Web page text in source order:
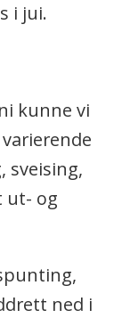
i jui.
kunne vi
sveising,
ut- og
ned i